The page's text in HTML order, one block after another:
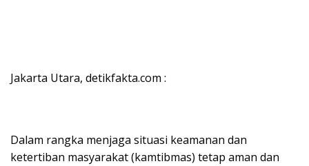
Jakarta Utara, detikfakta.com :
Dalam rangka menjaga situasi keamanan dan
ketertiban masyarakat (kamtibmas) tetap aman dan